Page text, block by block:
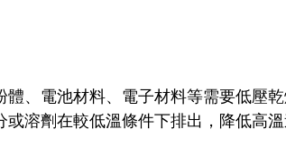
、電池材料、電子材料等需要低壓
溶劑在較低溫條件下排出，降低高